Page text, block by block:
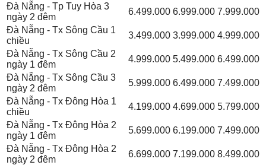
Đà Nẵng - Tp Tuy Hòa 3
ngày 2 đêm
6.499.000 6.999.000 7.999.000
Đà Nẵng - Tx Sông Cầu 1
chiều
3.499.000 3.999.000 4.999.000
Đà Nẵng - Tx Sông Cầu 2
ngày 1 đêm
4.999.000 5.499.000 6.499.000
Đà Nẵng - Tx Sông Cầu 3
ngày 2 đêm
5.999.000 6.499.000 7.499.000
Đà Nẵng - Tx Đông Hòa 1
chiều
4.199.000 4.699.000 5.799.000
Đà Nẵng - Tx Đông Hòa 2
ngày 1 đêm
5.699.000 6.199.000 7.499.000
Đà Nẵng - Tx Đông Hòa 2
ngày 2 đêm
6.699.000 7.199.000 8.499.000